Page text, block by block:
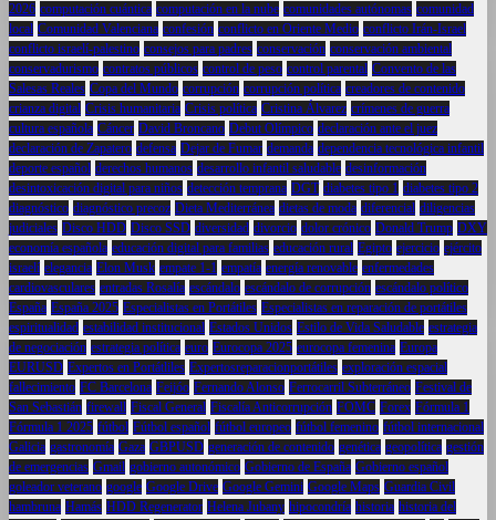
2026 computación cuántica computación en la nube comunidades autónomas comunidad
local Comunidad Valenciana confesión conflicto en Oriente Medio conflicto Irán-Israel
conflicto israelí-palestino consejos para padres conservación conservación ambiental
conservadurismo contratos públicos control de peso control parental Convento de las
Salesas Reales Copa del Mundo corrupción corrupción política creadores de contenido
crianza digital Crisis humanitaria Crisis política Cristina Álvarez crímenes de guerra
cultura española Cáncer David Broncano Debut Olímpico declaración ante el juez
declaración de Zapatero defensa Dejar de Fumar demanda dependencia tecnológica infantil
deporte español derechos humanos desarrollo infantil saludable desinformación
desintoxicación digital para niños detección temprana DGT diabetes tipo 1 diabetes tipo 2
diagnóstico diagnóstico precoz Dieta Mediterránea dietas de moda diferencial diligencias
judiciales Disco HDD Disco SSD diversidad divorcio dolor crónico Donald Trump DXY
economía española educación digital para familias educación rural Egipto ejercicio ejército
israelí elegancia Elon Musk empate 1-1 empatía energía renovable enfermedades
cardiovasculares entradas Rosalía escándalo escándalo de corrupción escándalo político
España España 2025 Especialistas en Portátiles Especialistas en reparación de portátiles
espiritualidad estabilidad institucional Estados Unidos Estilo de Vida Saludable estrategia
de negociación estrategia política euro Eurocopa 2025 eurocopa femenina Europa
EURUSD Expertos en Portátliles Expertosreparacionportátiles exploración espacial
fallecimiento FC Barcelona Feijóo Fernando Alonso Ferrocarril Subterráneo Festival de
San Sebastián firewall Fiscal General Fiscalía Anticorrupción FOMC Forex Fórmula 1
Fórmula 1 2025 fútbol Fútbol español fútbol europeo fútbol femenino fútbol internacional
Galicia gastronomía Gaza GBPUSD generación de contenido genética geopolítica gestión
de emergencias Gmail gobierno autonómico Gobierno de España Gobierno español
goleador veterano google Google Drive Google Gemini Google Maps Guardia Civil
hambruna Hamás HDD Regenerator Helena Jubany hipocondría historia historia del